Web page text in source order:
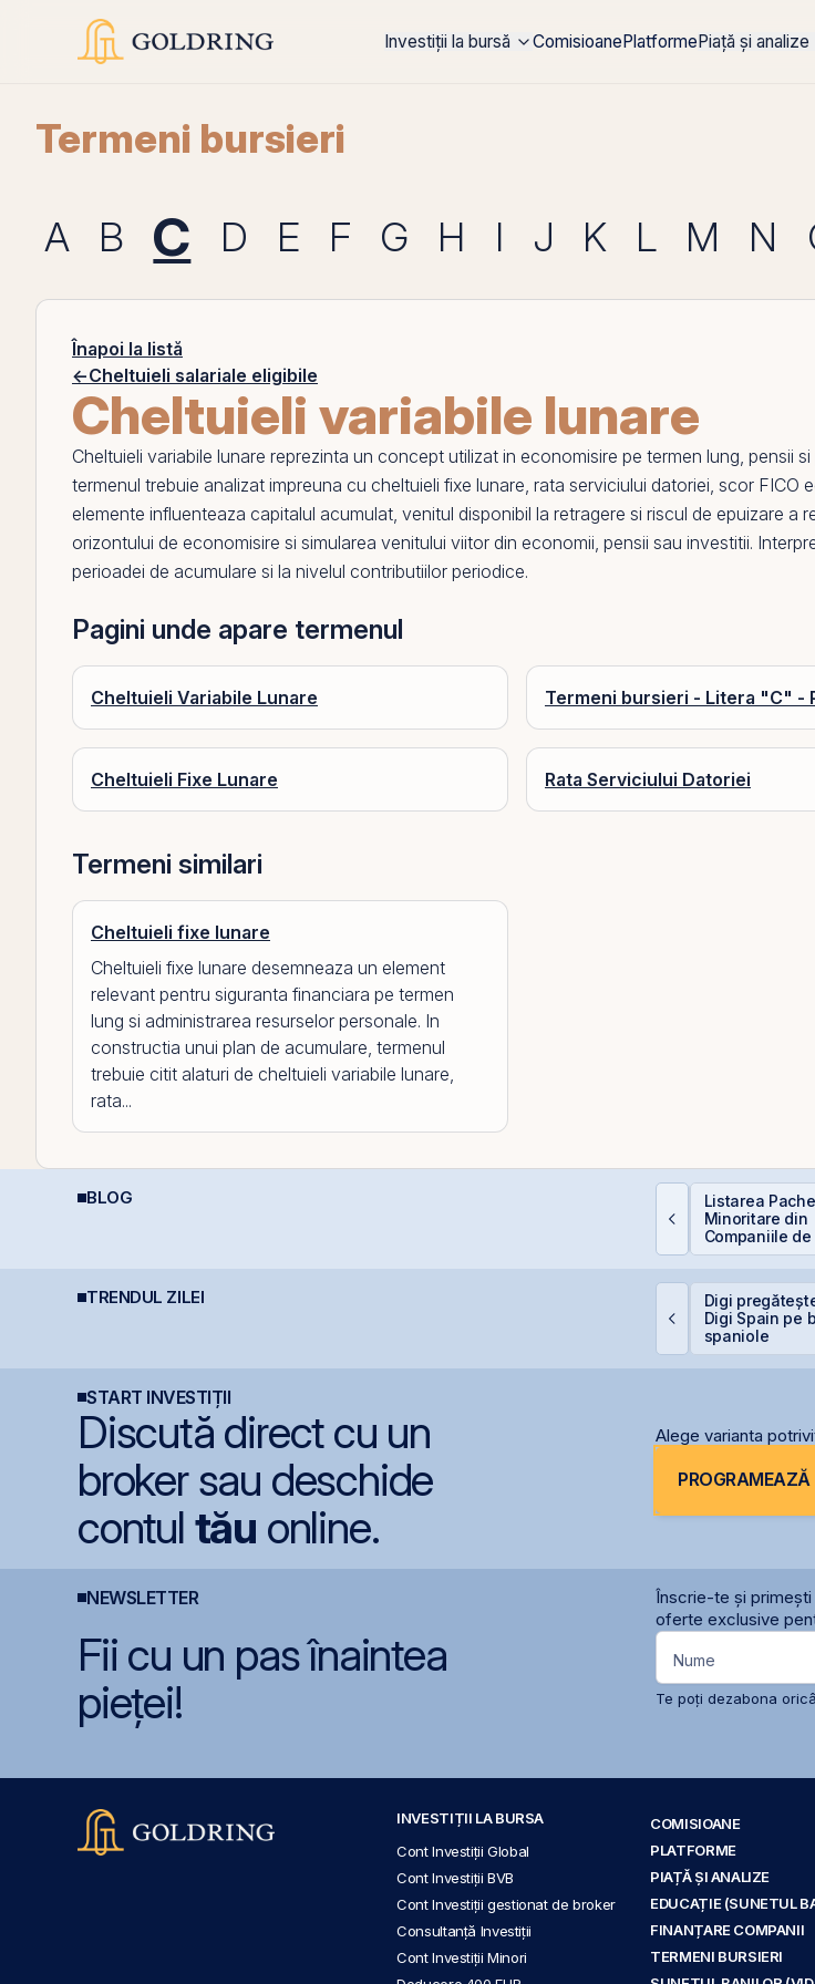
Investiții la bursă ComisioanePlatformePiață și analize
Termeni bursieri
A B C D E F G H I J K L M N
Înapoi la listă
←Cheltuieli salariale eligibile
Cheltuieli variabile lunare
Cheltuieli variabile lunare reprezinta un concept utilizat in economisire pe termen lung, pensii
termenul trebuie analizat impreuna cu cheltuieli fixe lunare, rata serviciului datoriei, scor FICO
elemente influenteaza capitalul acumulat, venitul disponibil la retragere si riscul de epuizare a
orizontului de economisire si simularea venitului viitor din economii, pensii sau investitii.
perioadei de acumulare si la nivelul contributiilor periodice.
Pagini unde apare termenul
Cheltuieli Variabile Lunare Termeni bursieri - Litera "C" -
Cheltuieli Fixe Lunare Rata Serviciului Datoriei
Termeni similari
Cheltuieli fixe lunare
Cheltuieli fixe lunare desemneaza un element
relevant pentru siguranta financiara pe termen
lung si administrarea resurselor personale. In
constructia unui plan de acumulare, termenul
trebuie citit alaturi de cheltuieli variabile lunare,
rata...
BLOG
Economia României în
Listarea
Minoritare din
Companiile
BVB – Soluție
TRENDUL ZILEI
Digi Spain stabilește
Digi
Digi Spain pe
spaniole
START INVESTIȚII
Discută direct cu un
broker sau deschide
contul tău online.
Alege varianta
PROGRAMEAZĂ
NEWSLETTER
Înscrie-te și
oferte exclusive
Fii cu un pas înaintea
pieței!
Nume
Te poți dezabona
INVESTIȚII LA BURSA
Cont Investiții Global
Cont Investiții BVB
Cont Investiții gestionat de broker
Consultanță Investiții
Cont Investiții Minori
COMISIOANE
PLATFORME
PIAȚĂ ȘI ANALIZE
EDUCAȚIE (SUNETUL
FINANȚARE COMPANII
TERMENI BURSIERI